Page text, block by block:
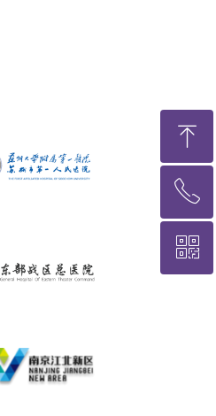
ꁸ
回到顶部
ꂅ
400-6565-780
ꀥ